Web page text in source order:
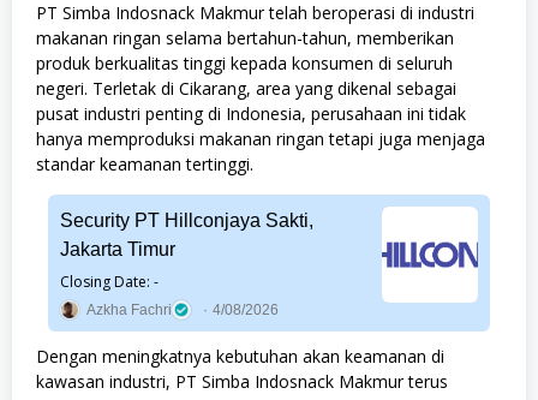
PT Simba Indosnack Makmur telah beroperasi di industri
makanan ringan selama bertahun-tahun, memberikan
produk berkualitas tinggi kepada konsumen di seluruh
negeri. Terletak di Cikarang, area yang dikenal sebagai
pusat industri penting di Indonesia, perusahaan ini tidak
hanya memproduksi makanan ringan tetapi juga menjaga
standar keamanan tertinggi.
Security PT Hillconjaya Sakti,
Jakarta Timur
Closing Date: -
Azkha Fachri 4/08/2026
Dengan meningkatnya kebutuhan akan keamanan di
kawasan industri, PT Simba Indosnack Makmur terus